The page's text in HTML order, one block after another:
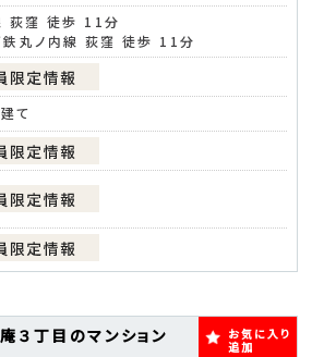
荻窪 徒歩 11分
鉄丸ノ内線 荻窪 徒歩 11分
て
３丁目のマンション
お気に入り
追加